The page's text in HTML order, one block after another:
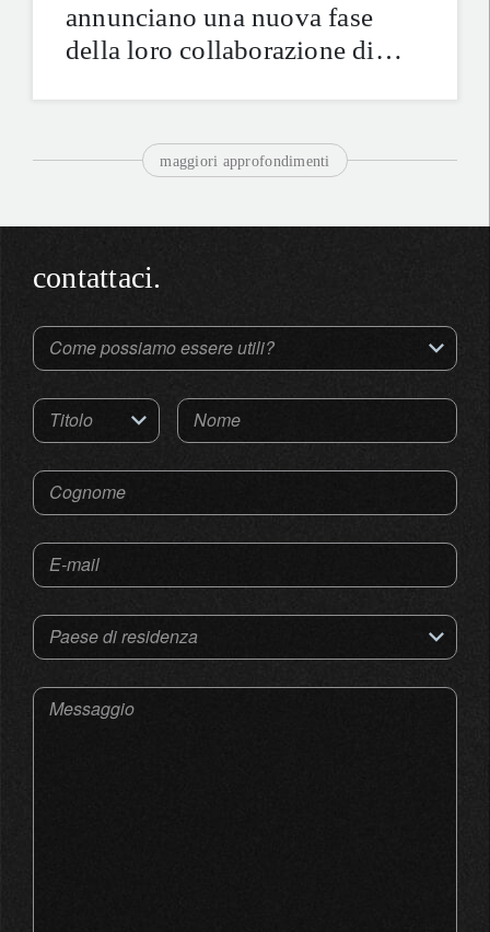
annunciano una nuova fase
della loro collaborazione di
maggiori approfondimenti
contattaci.
Come possiamo essere utili?
Titolo Nome
Cognome
E-mail
Paese di residenza
Messaggio